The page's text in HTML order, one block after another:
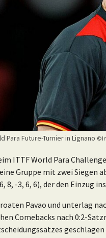
Para Future-Turnier in Lignano
ITTF World Para
Gruppe mit zwei Siegen
8, -3, 6, 6), der den Einzug
Pavao und unterlag
Comebacks nach 0:2-
geschlagen